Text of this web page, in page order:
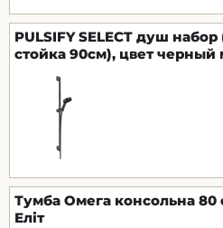
PULSIFY SELECT душ
стойка 90см), цвет черный
Тумба Омега консольна
Еліт